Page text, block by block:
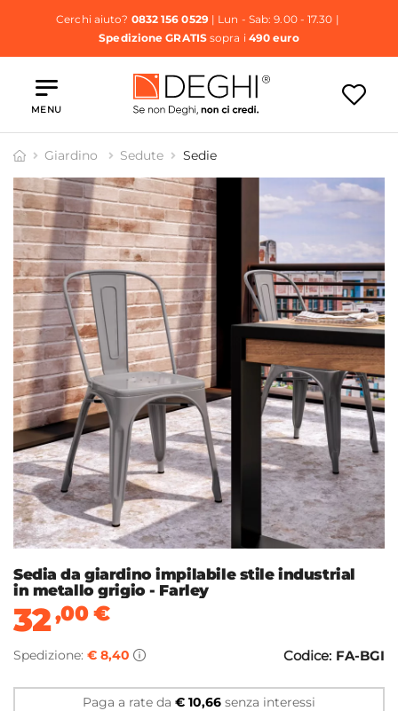
Cerchi aiuto? 0832 156 0529| Lun - Sab: 9.00 - 17.30 |
Spedizione GRATISsopra i 490 euro
MENU
Giardino Sedute Sedie
Sedia da giardino impilabile stile industrial
in metallo grigio - Farley
32,00€
Spedizione: € 8,40 Codice: FA-BGI
Paga a rate da € 10,66 senza interessi